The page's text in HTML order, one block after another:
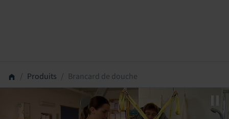
Produits Brancard de douche